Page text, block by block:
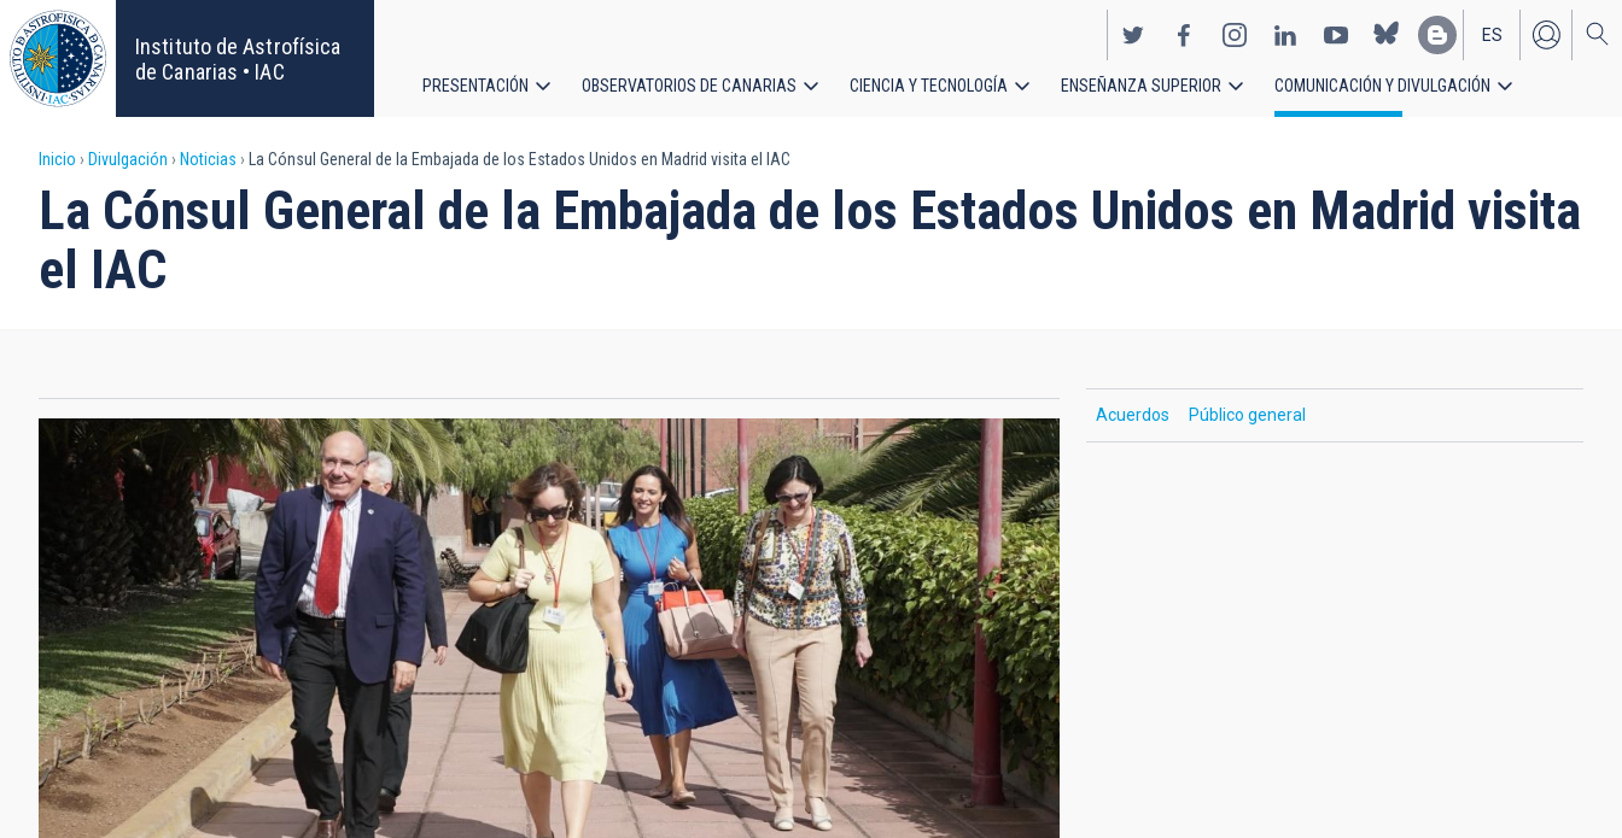
Pasar
al
contenido
principal
Instituto de Astrofísica
de Canarias • IAC
EN
ES
principal
PRESENTACIÓN OBSERVATORIOS DE CANARIAS CIENCIA Y TECNOLOGÍA ENSEÑANZA SUPERIOR COMUNICACIÓN Y DIVULGACIÓN
Sobrescribir
enlaces
de
a
la
navegación
Inicio Divulgación Noticias La Cónsul General de la Embajada de los Estados Unidos en Madrid visita el IAC
La Cónsul General de la Embajada de los Estados Unidos en Madrid visita
el IAC
Acuerdos Público general